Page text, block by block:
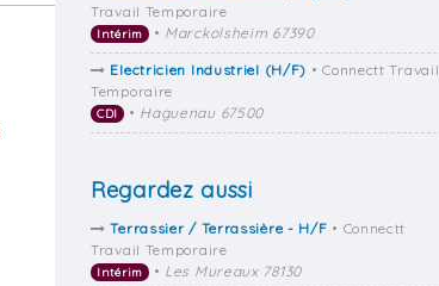
Travail Temporaire
Intérim • Marckolsheim 67390
Electricien Industriel (H/F) • Connectt Travail
Temporaire
CDI • Haguenau 67500
Regardez aussi
Terrassier / Terrassière - H/F • Connectt
Travail Temporaire
Intérim • Les Mureaux 78130